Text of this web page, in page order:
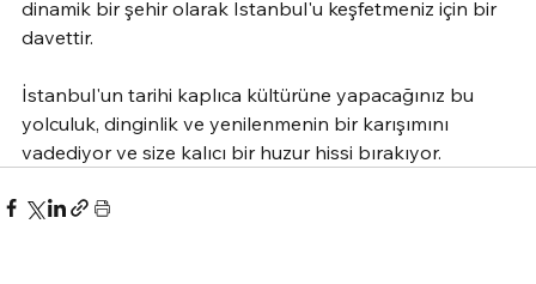
dinamik bir şehir olarak İstanbul'u keşfetmeniz için bir
davettir.
İstanbul'un tarihi kaplıca kültürüne yapacağınız bu
yolculuk, dinginlik ve yenilenmenin bir karışımını
vadediyor ve size kalıcı bir huzur hissi bırakıyor.